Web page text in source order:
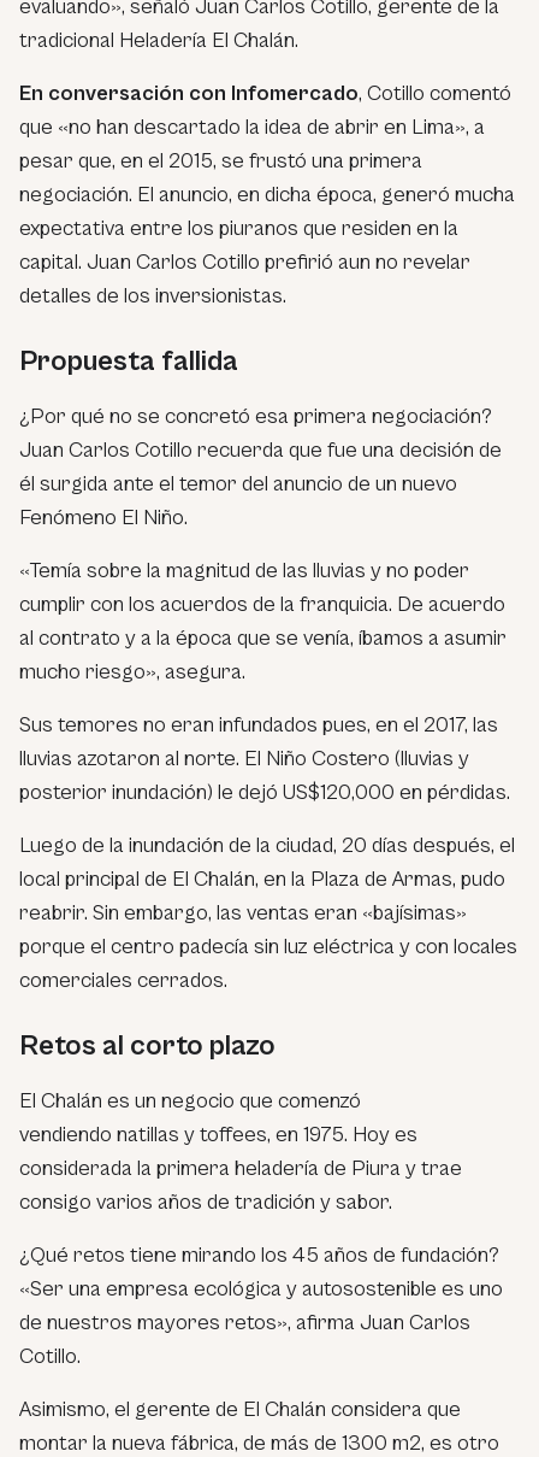
evaluando», señaló Juan Carlos Cotillo, gerente de la
tradicional Heladería El Chalán.
En conversación con Infomercado, Cotillo comentó
que «no han descartado la idea de abrir en Lima», a
pesar que, en el 2015, se frustó una primera
negociación. El anuncio, en dicha época, generó mucha
expectativa entre los piuranos que residen en la
capital. Juan Carlos Cotillo prefirió aun no revelar
detalles de los inversionistas.
Propuesta fallida
¿Por qué no se concretó esa primera negociación?
Juan Carlos Cotillo recuerda que fue una decisión de
él surgida ante el temor del anuncio de un nuevo
Fenómeno El Niño.
«Temía sobre la magnitud de las lluvias y no poder
cumplir con los acuerdos de la franquicia. De acuerdo
al contrato y a la época que se venía, íbamos a asumir
mucho riesgo», asegura.
Sus temores no eran infundados pues, en el 2017, las
lluvias azotaron al norte. El Niño Costero (lluvias y
posterior inundación) le dejó US$120,000 en pérdidas.
Luego de la inundación de la ciudad, 20 días después, el
local principal de El Chalán, en la Plaza de Armas, pudo
reabrir. Sin embargo, las ventas eran «bajísimas»
porque el centro padecía sin luz eléctrica y con locales
comerciales cerrados.
Retos al corto plazo
El Chalán es un negocio que comenzó
vendiendo natillas y toffees, en 1975. Hoy es
considerada la primera heladería de Piura y trae
consigo varios años de tradición y sabor.
¿Qué retos tiene mirando los 45 años de fundación?
«Ser una empresa ecológica y autosostenible es uno
de nuestros mayores retos», afirma Juan Carlos
Cotillo.
Asimismo, el gerente de El Chalán considera que
montar la nueva fábrica, de más de 1300 m2, es otro